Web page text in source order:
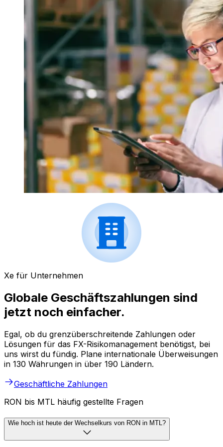
Xe für Unternehmen
Globale Geschäftszahlungen sind
jetzt noch einfacher.
Egal, ob du grenzüberschreitende Zahlungen oder
Lösungen für das FX-Risikomanagement benötigst, bei
uns wirst du fündig. Plane internationale Überweisungen
in 130 Währungen in über 190 Ländern.
Geschäftliche Zahlungen
RON bis MTL häufig gestellte Fragen
Wie hoch ist heute der Wechselkurs von RON in MTL?